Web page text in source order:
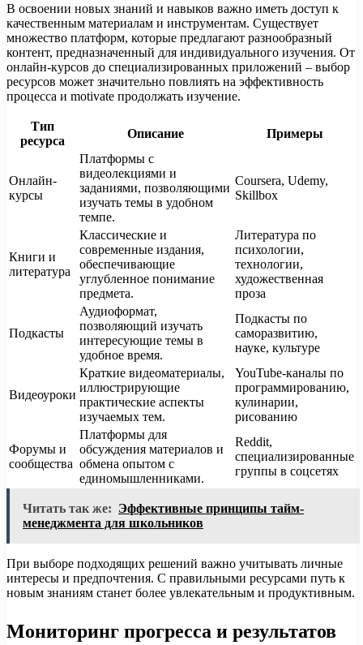
В освоении новых знаний и навыков важно иметь доступ к
качественным материалам и инструментам. Существует
множество платформ, которые предлагают разнообразный
контент, предназначенный для индивидуального изучения. От
онлайн-курсов до специализированных приложений – выбор
ресурсов может значительно повлиять на эффективность
процесса и motivate продолжать изучение.
Тип
ресурса
Описание Примеры
Онлайн-
курсы
Платформы с
видеолекциями и
заданиями, позволяющими
изучать темы в удобном
темпе.
Coursera, Udemy,
Skillbox
Книги и
литература
Классические и
современные издания,
обеспечивающие
углубленное понимание
предмета.
Литература по
психологии,
технологии,
художественная
проза
Подкасты
Аудиоформат,
позволяющий изучать
интересующие темы в
удобное время.
Подкасты по
саморазвитию,
науке, культуре
Видеоуроки
Краткие видеоматериалы,
иллюстрирующие
практические аспекты
изучаемых тем.
YouTube-каналы по
программированию,
кулинарии,
рисованию
Форумы и
сообщества
Платформы для
обсуждения материалов и
обмена опытом с
единомышленниками.
Reddit,
специализированные
группы в соцсетях
Читать так же: Эффективные принципы тайм-
менеджмента для школьников
При выборе подходящих решений важно учитывать личные
интересы и предпочтения. С правильными ресурсами путь к
новым знаниям станет более увлекательным и продуктивным.
Мониторинг прогресса и результатов